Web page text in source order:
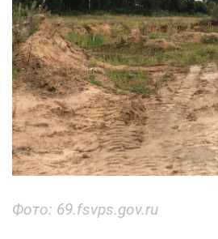
Фото: 69.fsvps.gov.ru